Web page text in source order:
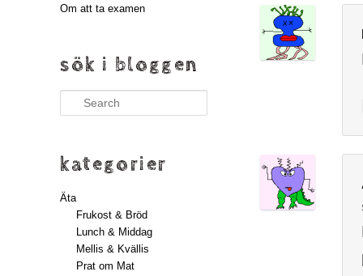
Om att ta examen
sök i bloggen
Search
kategorier
Äta
Frukost & Bröd
Lunch & Middag
Mellis & Kvällis
Prat om Mat